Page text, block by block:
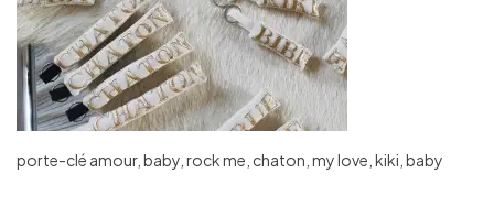
porte-clé amour, baby, rock me, chaton, my love, kiki, baby